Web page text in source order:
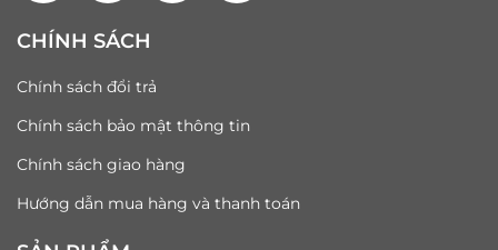
CHÍNH SÁCH
Chính sách đổi trả
Chính sách bảo mật thông tin
Chính sách giao hàng
Hướng dẫn mua hàng và thanh toán